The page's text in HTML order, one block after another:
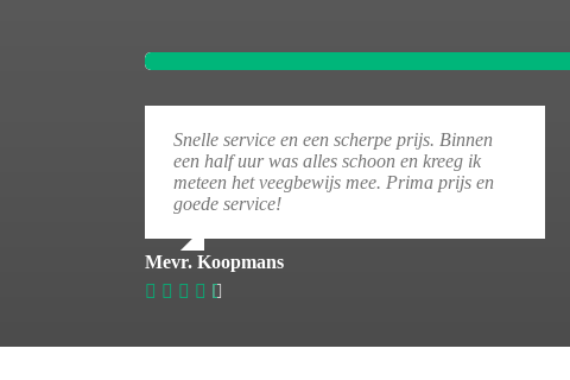
Snelle service en een scherpe prijs. Binnen
een half uur was alles schoon en kreeg ik
meteen het veegbewijs mee. Prima prijs en
goede service!
Mevr. Koopmans